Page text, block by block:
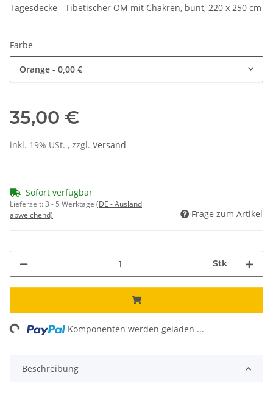
Tagesdecke - Tibetischer OM mit Chakren, bunt, 220 x 250 cm
Farbe
Orange - 0,00 €
35,00 €
inkl. 19% USt. , zzgl. Versand
Sofort verfügbar
Lieferzeit:3 - 5 Werktage (DE - Ausland
abweichend)
Frage zum Artikel
Stk
Komponenten werden geladen ...
Beschreibung